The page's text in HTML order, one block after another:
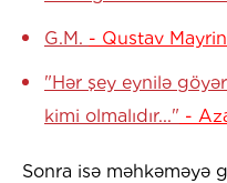
G.M. - Qustav
"Hər şey eynilə
kimi olmalıdır..." -
Sonra isə məhkəməyə